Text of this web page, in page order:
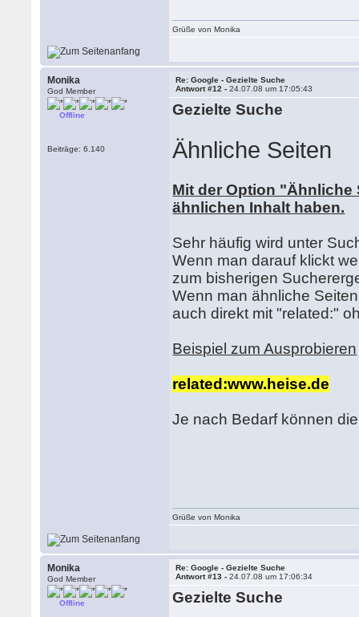
Grüße von Monika
Monika
God Member
Offline
Beiträge: 6.140
Re: Google - Gezielte Suche
Antwort #12 -24.07.08 um 17:05:43
Gezielte Suche
Ähnliche Seiten
Mit der Option "Ähnliche
ähnlichen Inhalt haben.
Sehr häufig wird unter
Wenn man darauf klickt
zum bisherigen
Wenn man ähnliche
auch direkt mit "related:"
Beispiel zum Ausprobieren
related:www.heise.de
Je nach Bedarf können
Grüße von Monika
Monika
God Member
Offline
Re: Google - Gezielte Suche
Antwort #13 -24.07.08 um 17:06:34
Gezielte Suche